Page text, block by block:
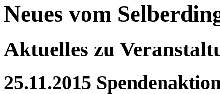
Neues vom
Aktuelles zu
25.11.2015